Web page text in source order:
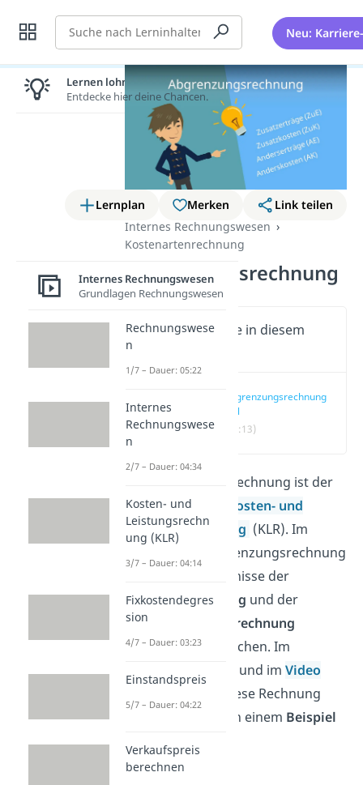
Suche Neu:
Lernplan Merken
Link teilen
Internes Rechnungswesen
Kostenartenrechnung
Abgrenzungsrechnung
Wichtige Inhalte in diesem
Abgrenzungsrechnung
Ziel
(00:13)
Die Abgrenzungsrechnung ist der
erste Schritt der
Kosten- und
Leistungsrechnung (KLR). Im
Rahmen der Abgrenzungsrechnung
werden die Ergebnisse der
Finanzbuchhaltung und der
Kosten- und Erlösrechnung
miteinander verglichen. Im
folgenden Beitrag und im Video
erklären wir dir diese Rechnung
theoretisch und an einem Beispiel
Lernen lohnt sich!
Entdecke hier deine Chancen.
Internes Rechnungswesen
Grundlagen Rechnungswesen
Rechnungswese
n
1/7 – Dauer: 05:22
Internes
Rechnungswese
n
2/7 – Dauer: 04:34
Kosten- und
Leistungsrechn
ung (KLR)
3/7 – Dauer: 04:14
Fixkostendegres
sion
4/7 – Dauer: 03:23
Einstandspreis
5/7 – Dauer: 04:22
Verkaufspreis
berechnen